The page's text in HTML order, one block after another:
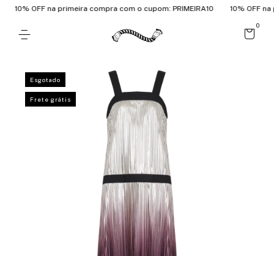
10% OFF na primeira compra com o cupom: PRIMEIRA10 10% OFF na
0
Esgotado
Frete grátis